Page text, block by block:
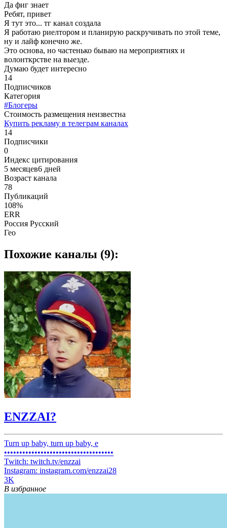
Да фиг знает
Ребят, привет
Я тут это... тг канал создала
Я работаю риелтором и планирую раскручивать по этой теме,
ну и лайф конечно же.
Это основа, но частенько бываю на мероприятиях и
волонткрстве на выезде.
Думаю будет интересно
14
Подписчиков
Категория
#Блогеры
Cтоимость размещения неизвестна
Купить рекламу в телеграм каналах
14
Подписчики
0
Индекс цитирования
5 месяцев6 дней
Возраст канала
78
Публикаций
108%
ERR
Россия Русский
Гео
Похожие каналы (9):
ENZZAI?
Turn up baby, turn up baby, e
••••••••••••••••••••••••••••••••••••
Twitch: twitch.tv/enzzai
Instagram: instagram.com/enzzai28
3K
В избранное